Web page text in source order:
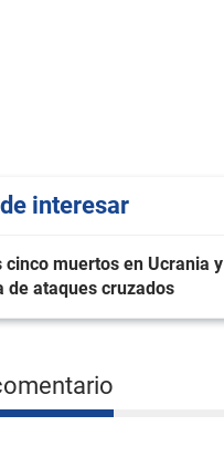
interesar
cinco muertos en Ucrania
de ataques cruzados